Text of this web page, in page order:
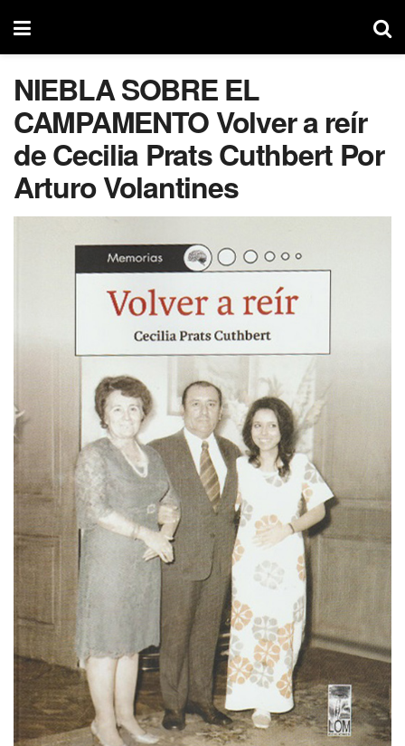
NIEBLA SOBRE EL
CAMPAMENTO Volver a reír
de Cecilia Prats Cuthbert Por
Arturo Volantines